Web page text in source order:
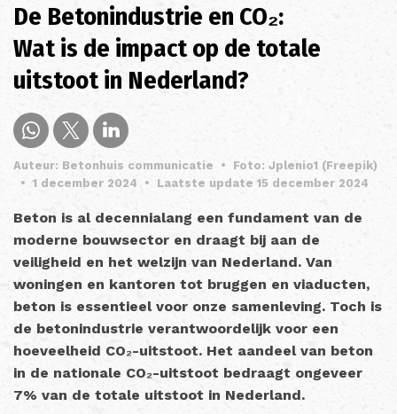
De Betonindustrie en CO₂:
Wat is de impact op de totale
uitstoot in Nederland?
Auteur: Betonhuis communicatie •
Foto: Jplenio1 (Freepik)
• 1 december 2024 • Laatste update 15 december 2024
Beton is al decennialang een fundament van de
moderne bouwsector en draagt bij aan de
veiligheid en het welzijn van Nederland. Van
woningen en kantoren tot bruggen en viaducten,
beton is essentieel voor onze samenleving. Toch is
de betonindustrie verantwoordelijk voor een
hoeveelheid CO₂-uitstoot. Het aandeel van beton
in de nationale CO₂-uitstoot bedraagt ongeveer
7% van de totale uitstoot in Nederland.